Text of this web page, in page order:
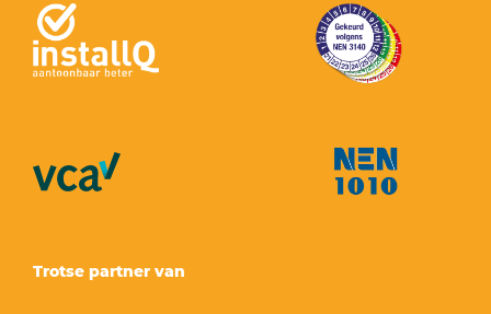
Trotse partner van